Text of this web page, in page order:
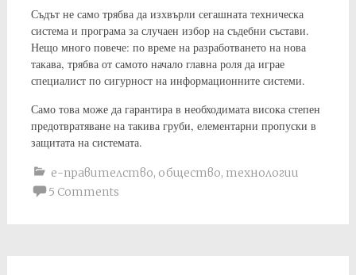
Съдът не само трябва да изхвърли сегашната техническа
система и програма за случаен избор на съдебни състави.
Нещо много повече: по време на разработването на нова
такава, трябва от самото начало главна роля да играе
специалист по сигурност на информационните системи.
Само това може да гарантира в необходимата висока степен
предотвратяване на такива груби, елементарни пропуски в
защитата на системата.
е-правителство, общество, технологии
5 Comments